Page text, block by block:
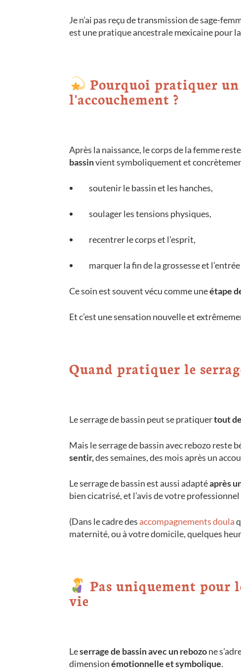
Je n’ai pas reçu de transmission de sage-
est une pratique ancestrale mexicaine pour
Pourquoi pratiquer un
l'accouchement ?
Après la naissance, le corps de la femme
bassinvient symboliquement et
soutenir le bassin et les hanches,
soulager les tensions physiques,
recentrer le corps et l’esprit,
marquer la fin de la grossesse et
Ce soin est souvent vécu comme uneétape
Et c’est une sensation nouvelle et
Quand pratiquer le
Le serrage de bassin peut se pratiquertout
Mais le serrage de bassin avec rebozo reste
sentir,des semaines, des mois après un
Le serrage de bassin est aussi adaptéaprès
bien cicatrisé, et l’avis de votre
(Dans le cadre des accompagnements doula
maternité, ou à votre domicile, quelques
Pas uniquement pour
vie
Leserrage de bassin avec un rebozone
dimensionémotionnelle et symbolique.